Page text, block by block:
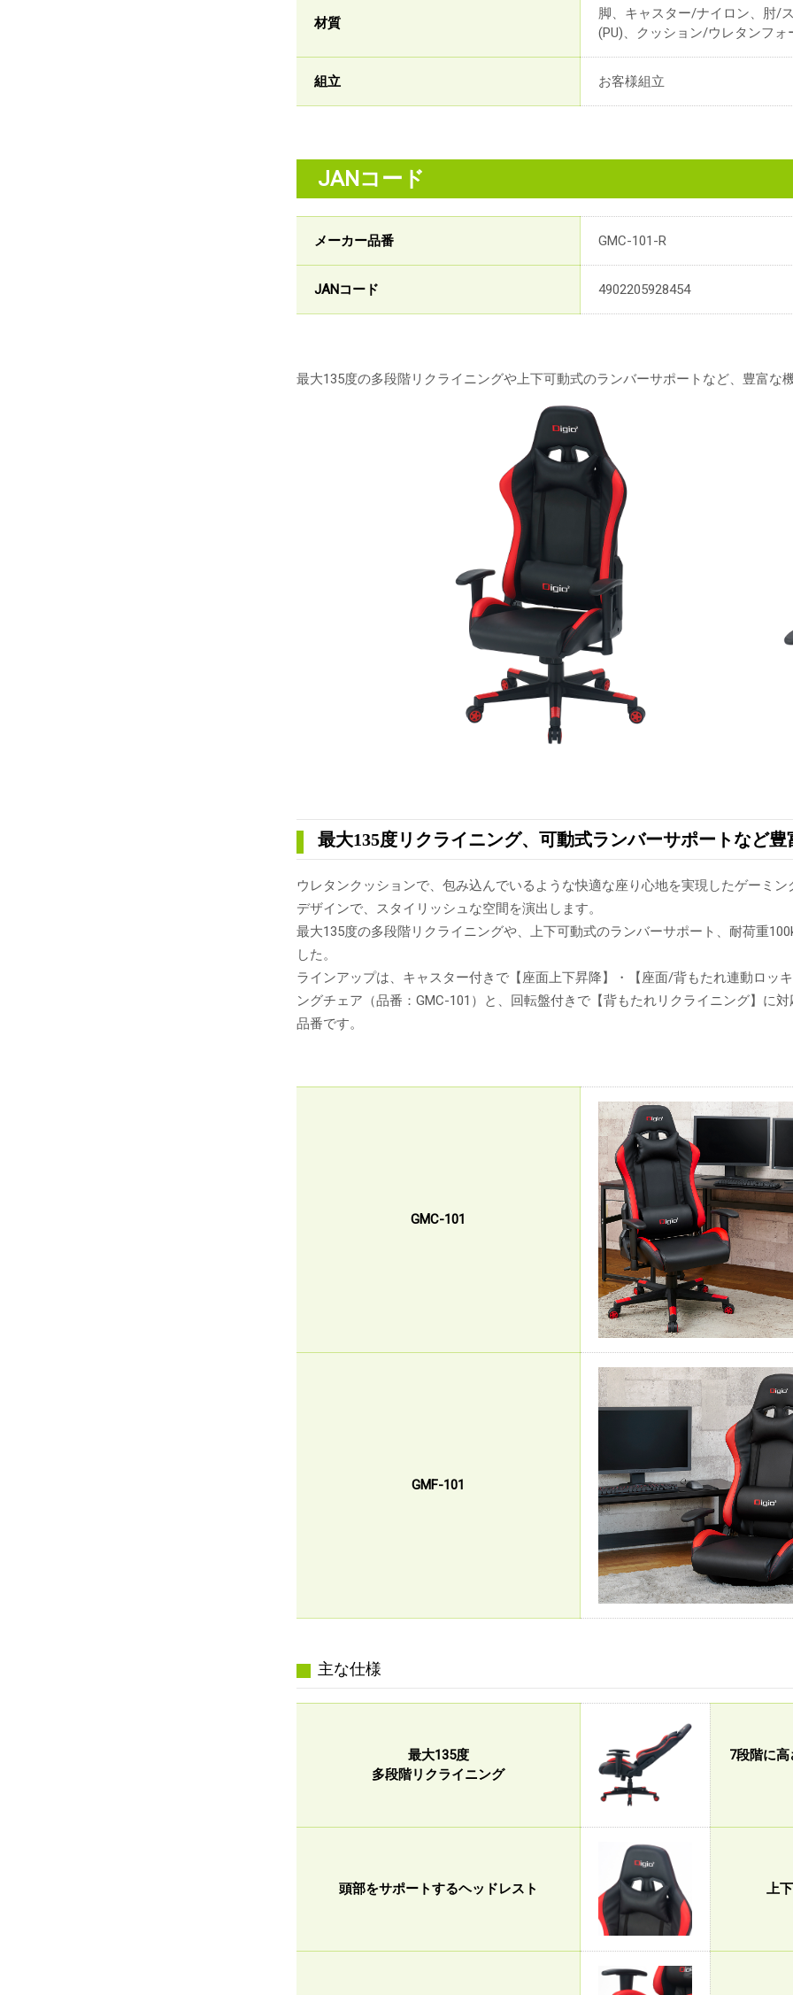
材質
脚、キャスター/ナイロン、肘/
(PU)、クッション/ウレタンフォ
組立 お客様組立
JANコード
メーカー品番 GMC-101-R
JANコード 4902205928454
最大135度の多段階リクライニングや上下可動式のランバーサポートなど、豊富な
最大135度リクライニング、可動式ランバーサポートなど
ウレタンクッションで、包み込んでいるような快適な座り心地を実現したゲーミ
デザインで、スタイリッシュな空間を演出します。
最大135度の多段階リクライニングや、上下可動式のランバーサポート、耐荷重
した。
ラインアップは、キャスター付きで【座面上下昇降】・【座面/背もたれ連動ロッ
ングチェア（品番：GMC-101）と、回転盤付きで【背もたれリクライニング】に
品番です。
GMC-101
GMF-101
主な仕様
最大135度
多段階リクライニング
7段階に
頭部をサポートするヘッドレスト 上